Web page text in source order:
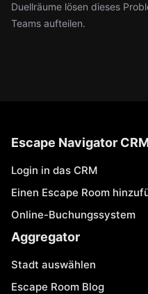
Duellräume lösen dieses
Teams aufteilen.
Escape Navigator
Login in das CRM
Einen Escape Room
Online-Buchungssystem
Aggregator
Stadt auswählen
Escape Room Blog